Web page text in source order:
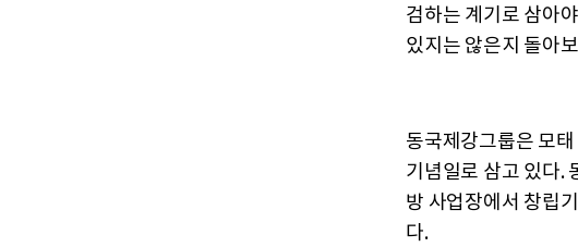
검하는 계기로 삼아
있지는 않은지 돌아
동국제강그룹은 모
기념일로 삼고 있다.
방 사업장에서 창립
다.